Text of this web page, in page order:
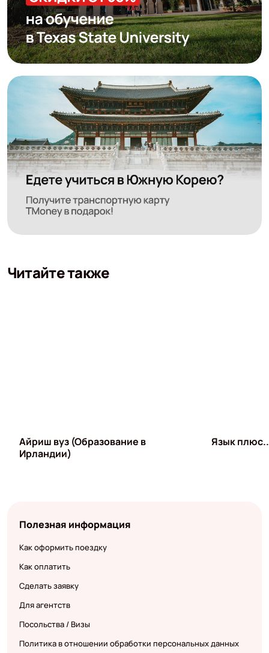
Читайте также
Айриш вуз (Образование в
Ирландии)
Язык
Полезная информация
Как оформить поездку
Как оплатить
Сделать заявку
Для агентств
Посольства / Визы
Политика в отношении обработки персональных данных